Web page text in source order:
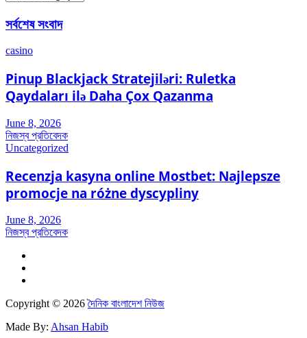
সর্বশেষ সংবাদ
casino
Pinup Blackjack Stratejiləri: Ruletka
Qaydaları ilə Daha Çox Qazanma
June 8, 2026
নিজস্ব প্রতিবেদক
Uncategorized
Recenzja kasyna online Mostbet: Najlepsze
promocje na różne dyscypliny
June 8, 2026
নিজস্ব প্রতিবেদক
Copyright © 2026দৈনিক বাংলাদেশ নিউজ
Made By: Ahsan Habib